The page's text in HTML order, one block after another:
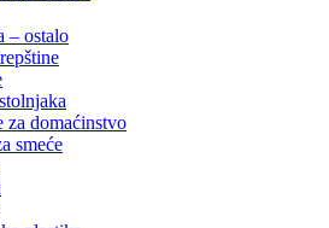
– ostalo
za domaćinstvo
smeće